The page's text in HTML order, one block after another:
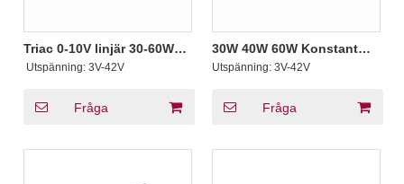
Triac 0-10V linjär 30-60W
CC-drivrutin
​ Utspänning: 3V-42V
Fråga
30W 40W 60W Konstant
ström Dim to Warm Triac 0-
10V Vattentät drivenhet
Utspänning: 3V-42V
Fråga